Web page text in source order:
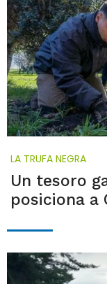
LA TRUFA NEGRA
Un tesoro
posiciona a